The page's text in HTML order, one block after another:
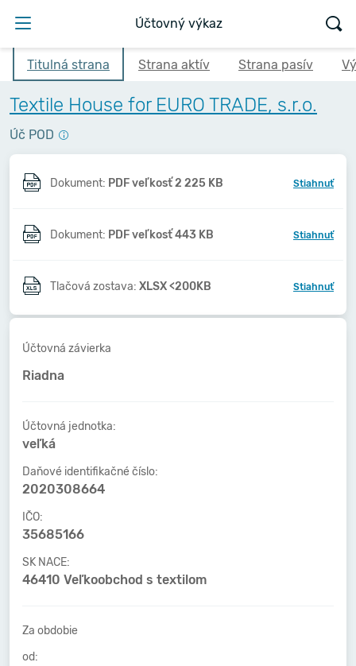
Účtovný výkaz
Titulná strana Strana aktív Strana pasív
Textile House for EURO TRADE, s.r.o.
Úč POD
Dokument: PDF veľkosť 2 225 KB Stiahnuť
Dokument: PDF veľkosť 443 KB Stiahnuť
Tlačová zostava: XLSX <200KB Stiahnuť
Účtovná závierka
Riadna
Účtovná jednotka:
veľká
Daňové identifikačné číslo:
2020308664
IČO:
35685166
SK NACE:
46410 Veľkoobchod s textilom
Za obdobie
od: